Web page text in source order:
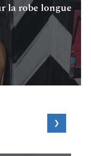
la robe longue